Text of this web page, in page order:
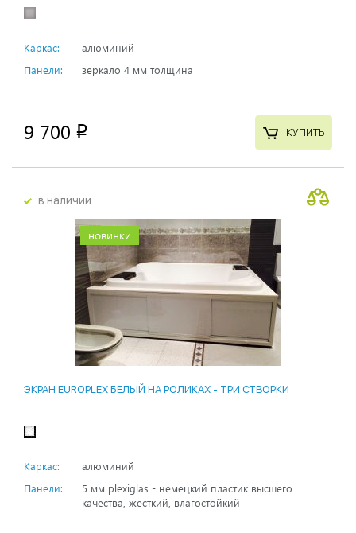
Каркас:
алюминий
Панели:
зеркало 4 мм толщина
9 700 p КУПИТЬ
в наличии
новинки
ЭКРАН EUROPLEX БЕЛЫЙ НА РОЛИКАХ - ТРИ СТВОРКИ
Каркас:
алюминий
Панели:
5 мм plexiglas - немецкий пластик высшего
качества, жесткий, влагостойкий